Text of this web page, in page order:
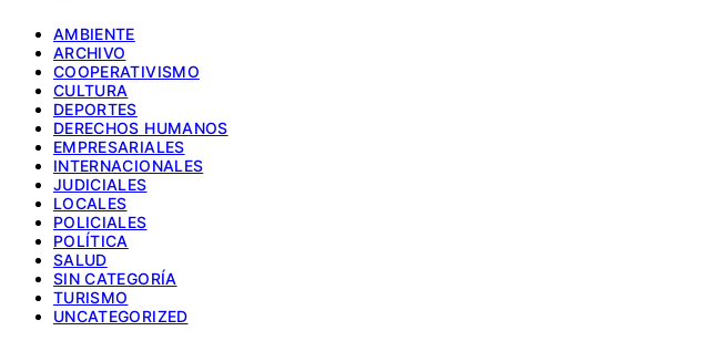
AMBIENTE
ARCHIVO
COOPERATIVISMO
CULTURA
DEPORTES
DERECHOS HUMANOS
EMPRESARIALES
INTERNACIONALES
JUDICIALES
LOCALES
POLICIALES
POLÍTICA
SALUD
SIN CATEGORÍA
TURISMO
UNCATEGORIZED